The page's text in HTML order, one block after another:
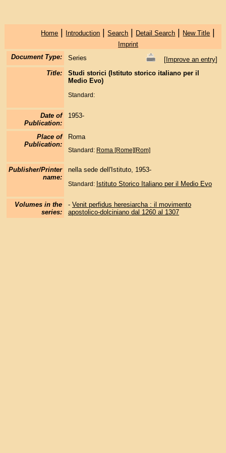
Home | Introduction |Search | Detail Search | New Title |
Imprint
Document Type:
Series [Improve an entry]
Title:
Studi storici (Istituto storico italiano per il
Medio Evo)
Standard:
Date of
Publication:
1953-
Place of
Publication:
Roma
Standard: Roma [Rome][Rom]
Publisher/Printer
name:
nella sede dell'Istituto, 1953-
Standard: Istituto Storico Italiano per il Medio Evo
Volumes in the
series:
- Venit perfidus heresiarcha : il movimento
apostolico-dolciniano dal 1260 al 1307